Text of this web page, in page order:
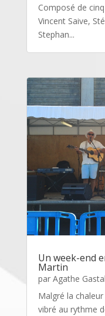
Composé de
Vincent Saive,
Stephan...
Un week-end
Martin
par Agathe
Malgré la
vibré au rythme